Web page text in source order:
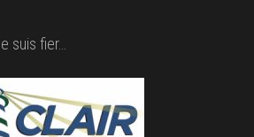
suis fier…